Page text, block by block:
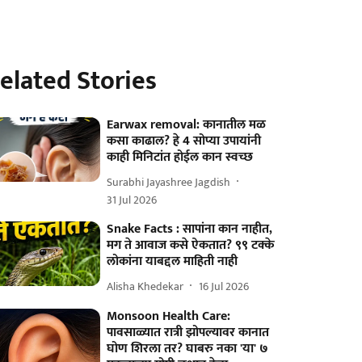
Stories
Earwax removal: कानातील मळ
कसा काढाल? हे 4 सोप्या उपायांनी
काही मिनिटांत होईल कान स्वच्छ
Surabhi Jayashree Jagdish
31 Jul 2026
Snake Facts : सापांना कान नाहीत,
मग ते आवाज कसे ऐकतात? ९९ टक्के
लोकांना याबद्दल माहिती नाही
Alisha Khedekar 16 Jul 2026
Monsoon Health Care:
पावसाळ्यात रात्री झोपल्यावर कानात
घोण शिरला तर? घाबरु नका 'या' ७